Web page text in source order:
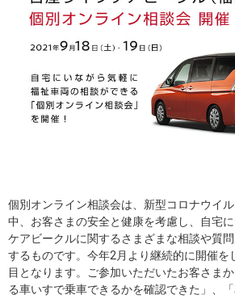
個別オンライン相談会は、新型コロナウイ
中、お客さまの安全と健康を考慮し、自宅
ケアビークルに関するさまざまな相談や質
するものです。今年2月より継続的に開催を
目となります。ご参加いただいたお客さま
る車いすで乗車できるかを確認できた」、